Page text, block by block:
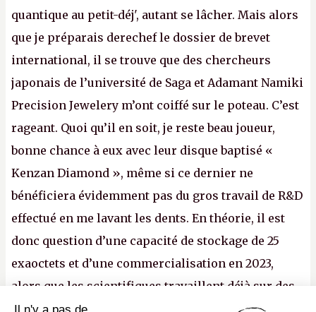
quantique au petit-déj', autant se lâcher. Mais alors
que je préparais derechef le dossier de brevet
international, il se trouve que des chercheurs
japonais de l’université de Saga et Adamant Namiki
Precision Jewelery m’ont coiffé sur le poteau. C’est
rageant. Quoi qu’il en soit, je reste beau joueur,
bonne chance à eux avec leur disque baptisé «
Kenzan Diamond », même si ce dernier ne
bénéficiera évidemment pas du gros travail de R&D
effectué en me lavant les dents. En théorie, il est
donc question d’une capacité de stockage de 25
exaoctets et d’une commercialisation en 2023,
alors que les scientifiques travaillent déjà sur des
disques de dix centimètres de diamètre. Pour
Il n'y a pas de